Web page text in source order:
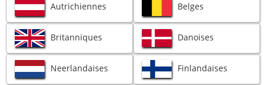
Autrichiennes Belges
Britanniques Danoises
Neerlandaises Finlandaises